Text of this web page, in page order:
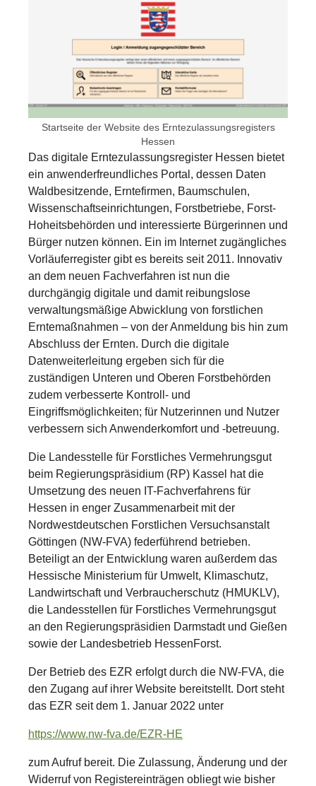
Startseite der Website des Erntezulassungsregisters
Hessen
Das digitale Erntezulassungsregister Hessen bietet
ein anwenderfreundliches Portal, dessen Daten
Waldbesitzende, Erntefirmen, Baumschulen,
Wissenschaftseinrichtungen, Forstbetriebe, Forst-
Hoheitsbehörden und interessierte Bürgerinnen und
Bürger nutzen können. Ein im Internet zugängliches
Vorläuferregister gibt es bereits seit 2011. Innovativ
an dem neuen Fachverfahren ist nun die
durchgängig digitale und damit reibungslose
verwaltungsmäßige Abwicklung von forstlichen
Erntemaßnahmen – von der Anmeldung bis hin zum
Abschluss der Ernten. Durch die digitale
Datenweiterleitung ergeben sich für die
zuständigen Unteren und Oberen Forstbehörden
zudem verbesserte Kontroll- und
Eingriffsmöglichkeiten; für Nutzerinnen und Nutzer
verbessern sich Anwenderkomfort und -betreuung.
Die Landesstelle für Forstliches Vermehrungsgut
beim Regierungspräsidium (RP) Kassel hat die
Umsetzung des neuen IT-Fachverfahrens für
Hessen in enger Zusammenarbeit mit der
Nordwestdeutschen Forstlichen Versuchsanstalt
Göttingen (NW-FVA) federführend betrieben.
Beteiligt an der Entwicklung waren außerdem das
Hessische Ministerium für Umwelt, Klimaschutz,
Landwirtschaft und Verbraucherschutz (HMUKLV),
die Landesstellen für Forstliches Vermehrungsgut
an den Regierungspräsidien Darmstadt und Gießen
sowie der Landesbetrieb HessenForst.
Der Betrieb des EZR erfolgt durch die NW-FVA, die
den Zugang auf ihrer Website bereitstellt. Dort steht
das EZR seit dem 1. Januar 2022 unter
https://www.nw-fva.de/EZR-HE
zum Aufruf bereit. Die Zulassung, Änderung und der
Widerruf von Registereinträgen obliegt wie bisher